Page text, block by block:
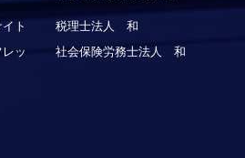
ト
ッ
税理士法人 和
社会保険労務士法人 和